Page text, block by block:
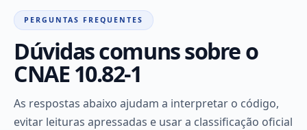
PERGUNTAS FREQUENTES
Dúvidas comuns sobre o
CNAE 10.82-1
As respostas abaixo ajudam a interpretar o código,
evitar leituras apressadas e usar a classificação oficial